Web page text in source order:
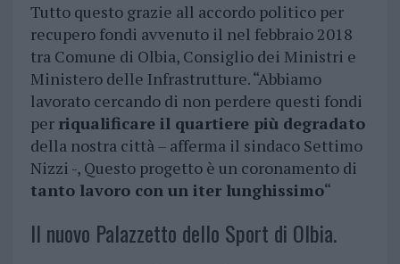
Tutto questo grazie all accordo politico per
recupero fondi avvenuto il nel febbraio 2018
tra Comune di Olbia, Consiglio dei Ministri e
Ministero delle Infrastrutture. “Abbiamo
lavorato cercando di non perdere questi fondi
per riqualificare il quartiere più degradato
della nostra città – afferma il sindaco Settimo
Nizzi -, Questo progetto è un coronamento di
tanto lavoro con un iter lunghissimo“
Il nuovo Palazzetto dello Sport di Olbia.